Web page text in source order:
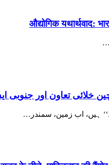
औद्योगिक यथार्थवाद:
تعاون اور جنوبی
ہیں، اب زمین، سمندر…